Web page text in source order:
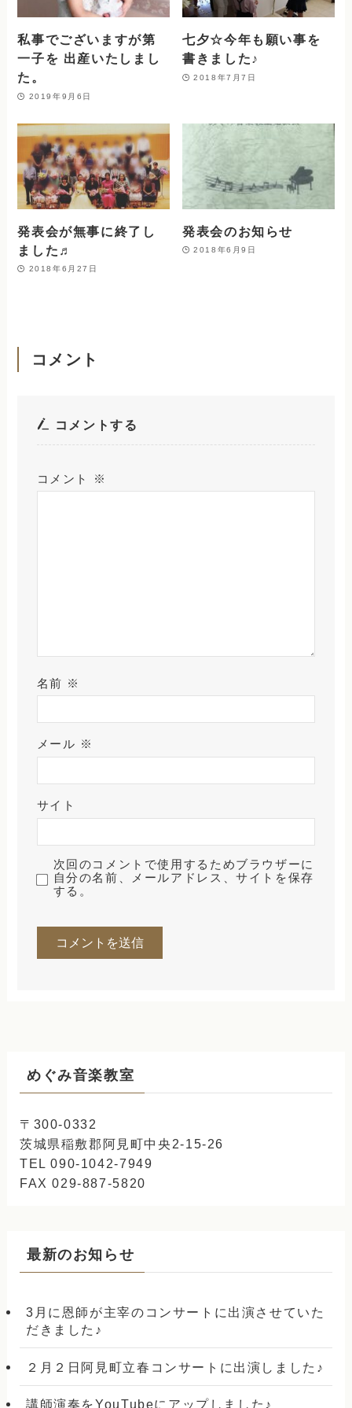
私事でございますが第
一子を 出産いたしまし
た。
2019年9月6日
七夕☆今年も願い事を
書きました♪
2018年7月7日
発表会が無事に終了し
ました♬
2018年6月27日
発表会のお知らせ
2018年6月9日
コメント
コメントする
コメント ※
名前 ※
メール ※
サイト
次回のコメントで使用するためブラウザーに
自分の名前、メールアドレス、サイトを保存
する。
めぐみ音楽教室
〒300-0332
茨城県稲敷郡阿見町中央2-15-26
TEL 090-1042-7949
FAX 029-887-5820
最新のお知らせ
3月に恩師が主宰のコンサートに出演させていた
だきました♪
２月２日阿見町立春コンサートに出演しました♪
講師演奏をYouTubeにアップしました♪